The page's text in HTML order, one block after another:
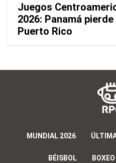
Juegos
2026: Panamá
Puerto Rico
MUNDIAL 2026
BÉISBOL BOXEO